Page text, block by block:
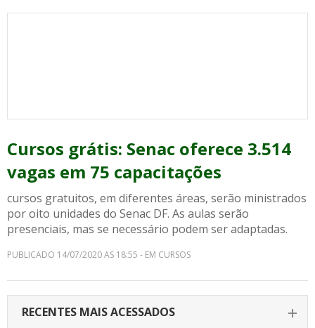
Cursos grátis: Senac oferece 3.514
vagas em 75 capacitações
cursos gratuitos, em diferentes áreas, serão ministrados
por oito unidades do Senac DF. As aulas serão
presenciais, mas se necessário podem ser adaptadas.
PUBLICADO 14/07/2020 AS 18:55 - EM CURSOS
RECENTES MAIS ACESSADOS